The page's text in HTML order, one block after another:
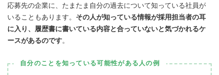
応募先の企業に、たまたま自分の過去について知っている社員が
いることもあります。 その人が知っている情報が採用担当者の耳
に入り、履歴書に書いている内容と合っていないと気づかれるケ
ースがあるのです。
自分のことを知っている可能性がある人の例